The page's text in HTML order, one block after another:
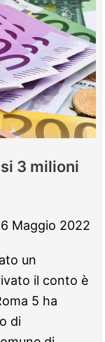
3 milioni
Maggio 2022
un
il conto è
5 ha
di